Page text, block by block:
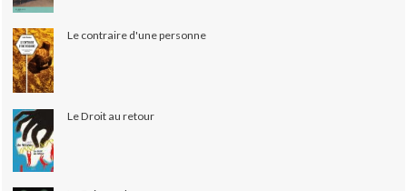
Le contraire d'une personne
Le Droit au retour